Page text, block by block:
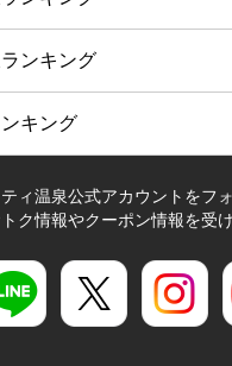
ンキング
キング
ィ温泉公式アカウントをフ
ク情報やクーポン情報を受